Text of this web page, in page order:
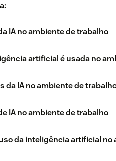
IA no ambiente de trabalho
artificial é usada no
da IA no ambiente de
IA no ambiente de trabalho
da inteligência artificial